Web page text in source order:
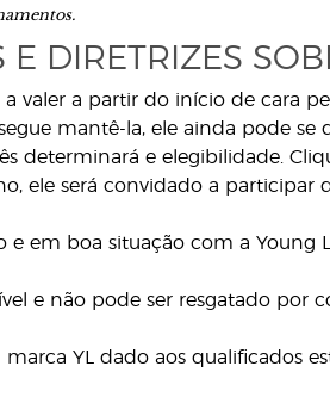
E DIRETRIZES
valer a partir do início de cara
mantê-la, ele ainda pode
determinará e elegibilidade.
ele será convidado a participar
e em boa situação com a Young
e não pode ser resgatado por
YL dado aos qualificados